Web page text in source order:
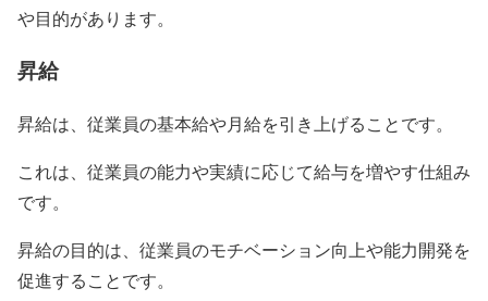
や目的があります。
昇給
昇給は、従業員の基本給や月給を引き上げることです。
これは、従業員の能力や実績に応じて給与を増やす仕組み
です。
昇給の目的は、従業員のモチベーション向上や能力開発を
促進することです。